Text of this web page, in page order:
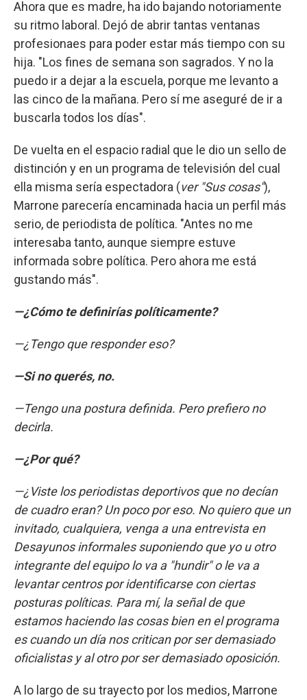
Ahora que es madre, ha ido bajando notoriamente
su ritmo laboral. Dejó de abrir tantas ventanas
profesionaes para poder estar más tiempo con su
hija. "Los fines de semana son sagrados. Y no la
puedo ir a dejar a la escuela, porque me levanto a
las cinco de la mañana. Pero sí me aseguré de ir a
buscarla todos los días".
De vuelta en el espacio radial que le dio un sello de
distinción y en un programa de televisión del cual
ella misma sería espectadora (ver "Sus cosas"),
Marrone parecería encaminada hacia un perfil más
serio, de periodista de política. "Antes no me
interesaba tanto, aunque siempre estuve
informada sobre política. Pero ahora me está
gustando más".
—¿Cómo te definirías políticamente?
—¿Tengo que responder eso?
—Si no querés, no.
—Tengo una postura definida. Pero prefiero no
decirla.
—¿Por qué?
—¿Viste los periodistas deportivos que no decían
de cuadro eran? Un poco por eso. No quiero que un
invitado, cualquiera, venga a una entrevista en
Desayunos informales suponiendo que yo u otro
integrante del equipo lo va a "hundir" o le va a
levantar centros por identificarse con ciertas
posturas políticas. Para mí, la señal de que
estamos haciendo las cosas bien en el programa
es cuando un día nos critican por ser demasiado
oficialistas y al otro por ser demasiado oposición.
A lo largo de su trayecto por los medios, Marrone